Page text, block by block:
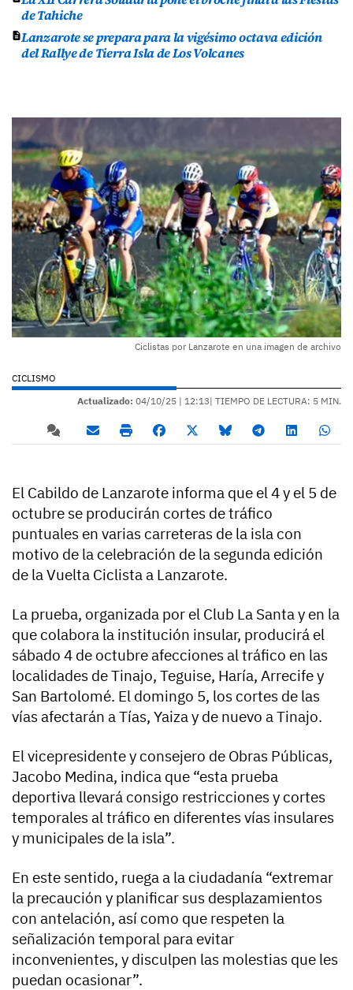
de Tahiche
Lanzarote se prepara para la vigésimo octava edición
del Rallye de Tierra Isla de Los Volcanes
Ciclistas por Lanzarote en una imagen de archivo
CICLISMO
Actualizado: 04/10/25 | 12:13| TIEMPO DE LECTURA: 5 MIN.
El Cabildo de Lanzarote informa que el 4 y el 5 de
octubre se producirán cortes de tráfico
puntuales en varias carreteras de la isla con
motivo de la celebración de la segunda edición
de la Vuelta Ciclista a Lanzarote.
La prueba, organizada por el Club La Santa y en la
que colabora la institución insular, producirá el
sábado 4 de octubre afecciones al tráfico en las
localidades de Tinajo, Teguise, Haría, Arrecife y
San Bartolomé. El domingo 5, los cortes de las
vías afectarán a Tías, Yaiza y de nuevo a Tinajo.
El vicepresidente y consejero de Obras Públicas,
Jacobo Medina, indica que “esta prueba
deportiva llevará consigo restricciones y cortes
temporales al tráfico en diferentes vías insulares
y municipales de la isla”.
En este sentido, ruega a la ciudadanía “extremar
la precaución y planificar sus desplazamientos
con antelación, así como que respeten la
señalización temporal para evitar
inconvenientes, y disculpen las molestias que les
puedan ocasionar”.